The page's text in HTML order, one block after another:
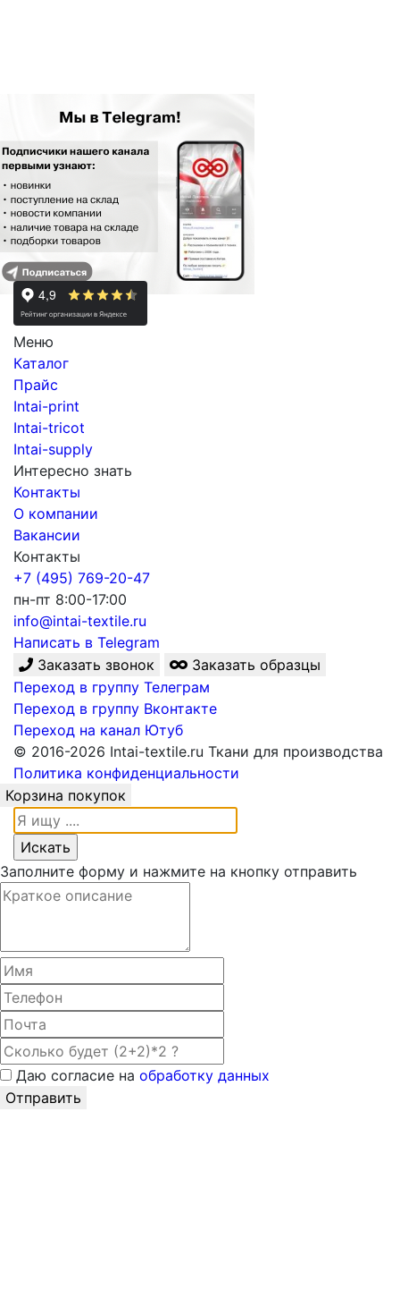
Меню
Каталог
Прайс
Intai-print
Intai-tricot
Intai-supply
Интересно знать
Контакты
О компании
Вакансии
Контакты
+7 (495) 769-20-47
пн-пт 8:00-17:00
info@intai-textile.ru
Написать в Telegram
Заказать звонок
Заказать образцы
Переход в группу Телеграм
Переход в группу Вконтакте
Переход на канал Ютуб
© 2016-2026 Intai-textile.ru Ткани для производства
Политика конфиденциальности
Корзина покупок
Заполните форму и нажмите на кнопку отправить
Даю согласие на обработку данных
Отправить